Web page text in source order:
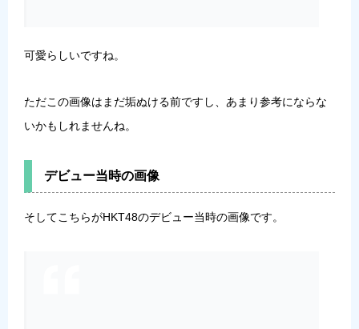
可愛らしいですね。
ただこの画像はまだ垢ぬける前ですし、あまり参考にならな
いかもしれませんね。
デビュー当時の画像
そしてこちらがHKT48のデビュー当時の画像です。